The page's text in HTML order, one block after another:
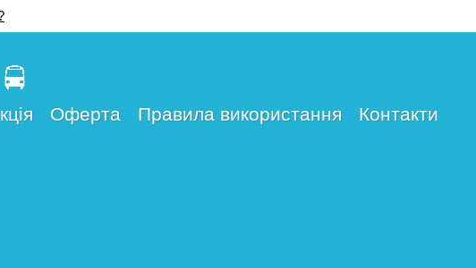
Оферта Правила використання Контакти